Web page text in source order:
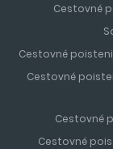
Cestovné
Cestovné
Cestovné
Cestovné
Cestovné